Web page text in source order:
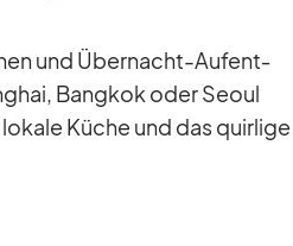
und Über­nacht-Auf­ent­
Bang­kok oder Seoul
Kü­che und das quir­lige